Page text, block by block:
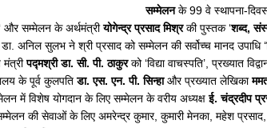
सम्मेलनके 99 वे स्थापना-
और सम्मेलन के अर्थमंत्रीयोगेन्द्र प्रसाद मिश्रकी पुस्तक ‘शब्द,
अनिल सुलभ ने श्री प्रसाद को सम्मेलन की सर्वोच्च मानद उपाधि ‘
मंत्रीपद्मश्री डा. सी. पी. ठाकुरको ‘विद्या वाचस्पति’, प्रख्यात
के पूर्व कुलपतिडा. एस. एन. पी. सिन्हाऔर प्रख्यात लेखिका
में विशेष योगदान के लिए सम्मेलन के वरीय अध्यक्षई. चंद्रदीप
की सेवाओं के लिए अमरेन्द्र कुमार, कुमारी मेनका, महेश प्रसाद,